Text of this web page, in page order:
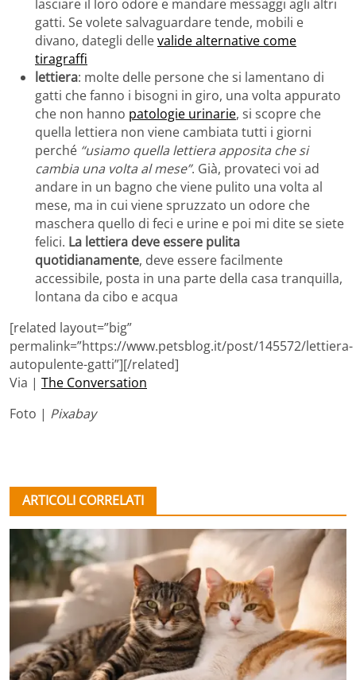
lasciare il loro odore e mandare messaggi agli altri
gatti. Se volete salvaguardare tende, mobili e
divano, dategli dellevalide alternative come
tiragraffi
lettiera: molte delle persone che si lamentano di
gatti che fanno i bisogni in giro, una volta appurato
che non hanno patologie urinarie, si scopre che
quella lettiera non viene cambiata tutti i giorni
perché “usiamo quella lettiera apposita che si
cambia una volta al mese”. Già, provateci voi ad
andare in un bagno che viene pulito una volta al
mese, ma in cui viene spruzzato un odore che
maschera quello di feci e urine e poi mi dite se siete
felici. La lettiera deve essere pulita
quotidianamente, deve essere facilmente
accessibile, posta in una parte della casa tranquilla,
lontana da cibo e acqua
[related layout=”big”
permalink=”https://www.petsblog.it/post/145572/lettiera-
autopulente-gatti”][/related]
Via | The Conversation
Foto | Pixabay
ARTICOLI CORRELATI